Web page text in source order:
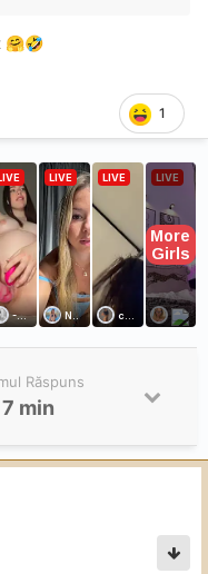
🤗🤣
1
Răspuns
7 min